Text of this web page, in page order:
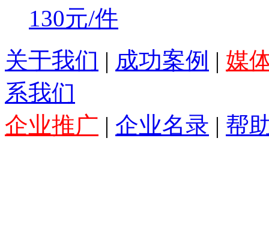
130元/件
关于我们 | 成功案例 | 媒
系我们
企业推广 | 企业名录 | 帮